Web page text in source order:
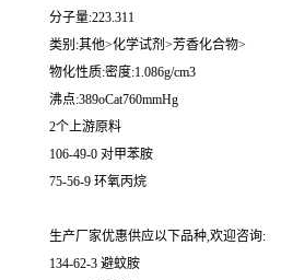
分子量:223.311
类别:其他>化学试剂>芳香化合物>
物化性质:密度:1.086g/cm3
沸点:389oCat760mmHg
2个上游原料
106-49-0 对甲苯胺
75-56-9 环氧丙烷
生产厂家优惠供应以下品种,欢迎咨询:
134-62-3 避蚊胺